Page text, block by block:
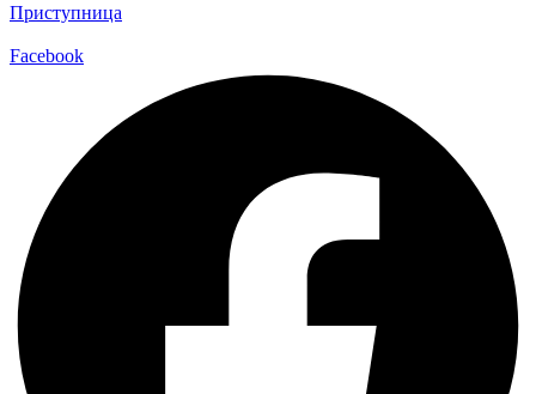
Приступница
Facebook